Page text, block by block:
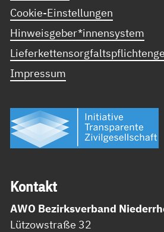
Cookie-Einstellungen
Hinweisgeber*innensystem
Impressum
Kon­takt
AWO Bezirksverband
Lützowstraße 32